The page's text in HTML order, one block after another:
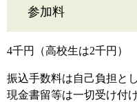
参加料
4千円（高校生は2千円）
振込手数料は自己負担と
現金書留等は一切受け付